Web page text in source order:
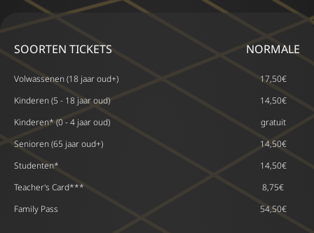
SOORTEN TICKETS
Volwassenen (18 jaar oud+)
Kinderen (5 - 18 jaar oud)
Kinderen* (0 - 4 jaar oud)
Senioren (65 jaar oud+)
Studenten*
Teacher's Card***
Family Pass
NORMALE
17,50€
14,50€
gratuit
14,50€
14,50€
8,75€
54,50€